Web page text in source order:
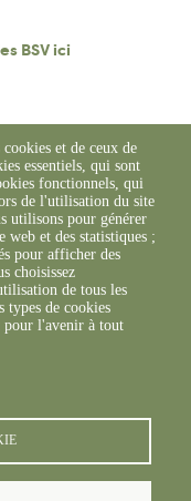
BSV ici
légales
et de ceux de
essentiels, qui sont
fonctionnels, qui
de l'utilisation du site
utilisons pour générer
web et des statistiques ;
pour afficher des
choisissez
de tous les
types de cookies
pour l'avenir à tout